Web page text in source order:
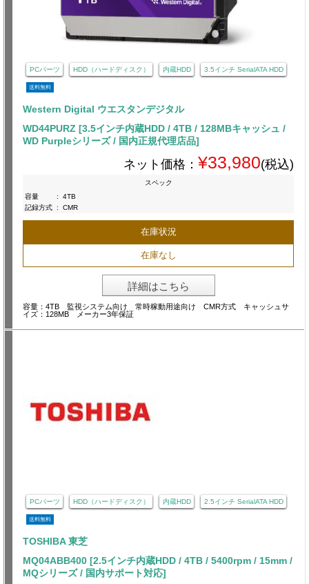
PCパーツ HDD（ハードディスク） 内蔵HDD 3.5インチ SerialATA HDD
送料無料
Western Digital ウエスタンデジタル
WD44PURZ [3.5インチ内蔵HDD / 4TB / 128MBキャッシュ /
WD Purpleシリーズ / 国内正規代理店品]
ネット価格： ¥33,980(税込)
スペック
容量
:
4TB
記録方式 : CMR
在庫状況
在庫なし
詳細はこちら
容量：4TB 監視システム向け 常時稼動用途向け CMR方式 キャッシュサ
イズ：128MB メーカー3年保証
PCパーツ HDD（ハードディスク） 内蔵HDD 2.5インチ SerialATA HDD
送料無料
TOSHIBA 東芝
MQ04ABB400 [2.5インチ内蔵HDD / 4TB / 5400rpm / 15mm /
MQシリーズ / 国内サポート対応]